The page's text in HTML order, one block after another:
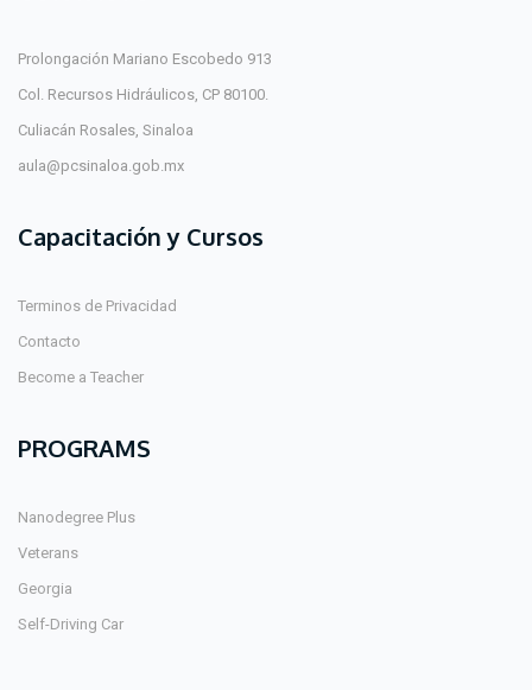
Prolongación Mariano Escobedo 913
Col. Recursos Hidráulicos, CP 80100.
Culiacán Rosales, Sinaloa
aula@pcsinaloa.gob.mx
Capacitación y Cursos
Terminos de Privacidad
Contacto
Become a Teacher
PROGRAMS
Nanodegree Plus
Veterans
Georgia
Self-Driving Car